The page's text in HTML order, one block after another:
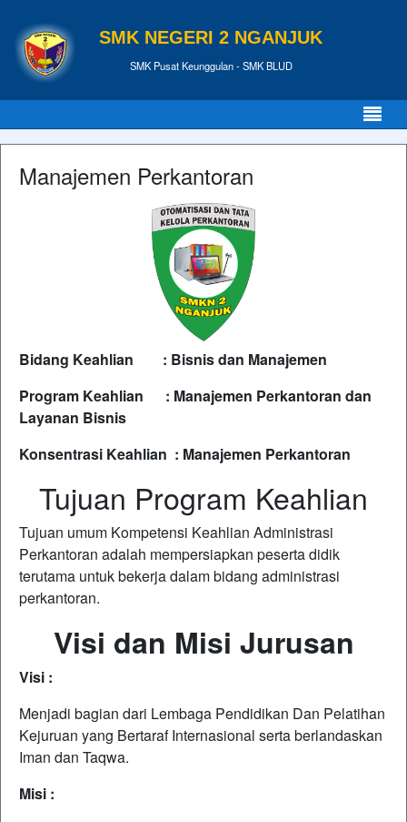
SMK NEGERI 2 NGANJUK
SMK Pusat Keunggulan - SMK BLUD
Manajemen Perkantoran
Bidang Keahlian : Bisnis dan Manajemen
Program Keahlian : Manajemen Perkantoran dan
Layanan Bisnis
Konsentrasi Keahlian : Manajemen Perkantoran
Tujuan Program Keahlian
Tujuan umum Kompetensi Keahlian Administrasi
Perkantoran adalah mempersiapkan peserta didik
terutama untuk bekerja dalam bidang administrasi
perkantoran.
Visi dan Misi Jurusan
Visi :
Menjadi bagian dari Lembaga Pendidikan Dan Pelatihan
Kejuruan yang Bertaraf Internasional serta berlandaskan
Iman dan Taqwa.
Misi :